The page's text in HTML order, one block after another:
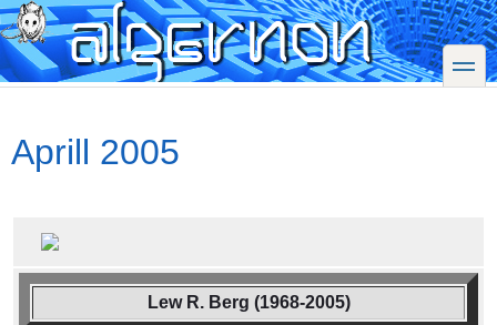
Skip
to
main
content
toggle
Aprill 2005
Lew R. Berg (1968-2005)